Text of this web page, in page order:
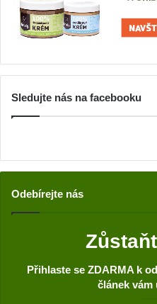
Sledujte nás na facebooku
Odebírejte nás
Přihlaste se ZDARMA k
článek vám